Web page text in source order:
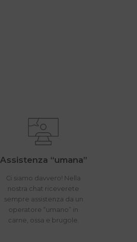
Assistenza “umana”
Ci siamo davvero! Nella
nostra chat riceverete
sempre assistenza da un
operatore “umano” in
carne, ossa e brugole.